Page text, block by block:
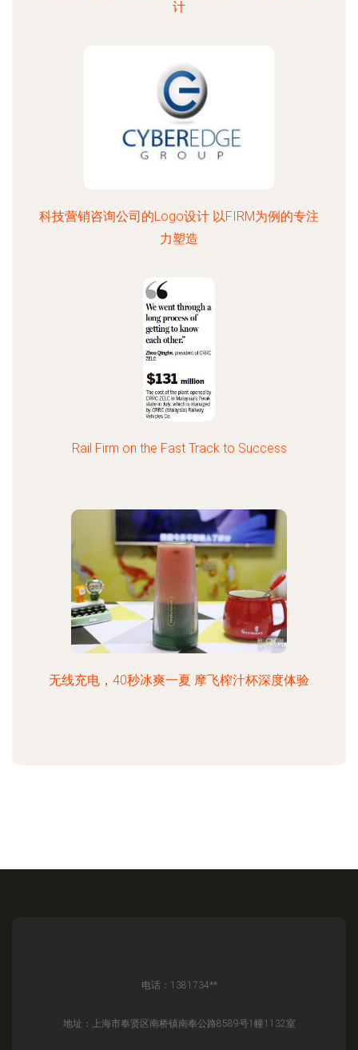
计
科技营销咨询公司的Logo设计 以FIRM为例的专注
力塑造
Rail Firm on the Fast Track to Success
无线充电，40秒冰爽一夏 摩飞榨汁杯深度体验
电话：1381734**
地址：上海市奉贤区南桥镇南奉公路8589号1幢1132室